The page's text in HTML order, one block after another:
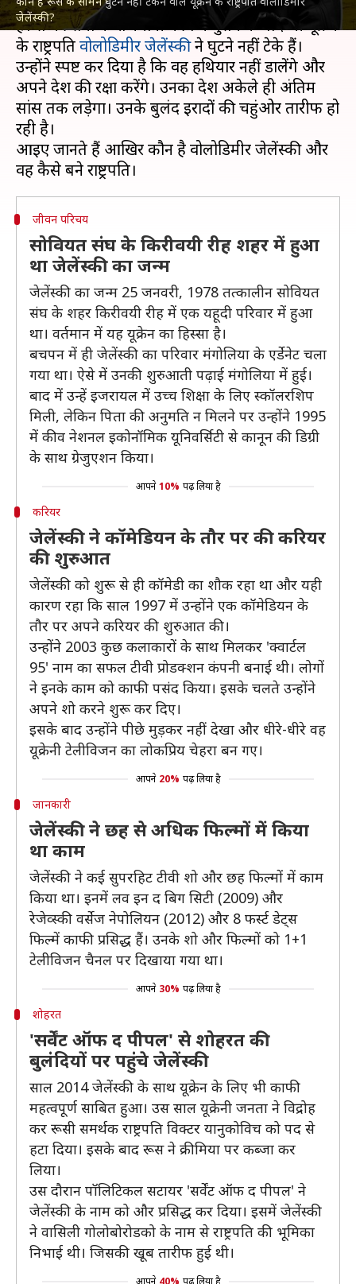
जेलेंस्की?
रूसऔरयूक्रेनके बीच चल रहेयुद्ध का आज तीसरा दिन
है। रूस की सेना के राजधानी कीव में घुसने के बाद भी यूक्रेन
के राष्ट्रपतिवोलोडिमीर जेलेंस्कीने घुटने नहीं टेके हैं।
उन्होंने स्पष्ट कर दिया है कि वह हथियार नहीं डालेंगे और
अपने देश की रक्षा करेंगे। उनका देश अकेले ही अंतिम
सांस तक लड़ेगा। उनके बुलंद इरादों की चहुंओर तारीफ हो
रही है।
आइए जानते हैं आखिर कौन है वोलोडिमीर जेलेंस्की और
जीवन परिचय
सोवियत संघ के किरीवयी रीह शहर में हुआ
था जेलेंस्की का जन्म
जेलेंस्की का जन्म 25 जनवरी, 1978 तत्कालीन सोवियत
संघ के शहर किरीवयी रीह में एक यहूदी परिवार में हुआ
था। वर्तमान में यह यूक्रेन का हिस्सा है।
बचपन में ही जेलेंस्की का परिवार मंगोलिया के एर्डेनेट चला
गया था। ऐसे में उनकी शुरुआती पढ़ाई मंगोलिया में हुई।
बाद में उन्हें इजरायल में उच्च शिक्षा के लिए स्‍कॉलरशिप
मिली, लेकिन पिता की अनुमत‍ि न मिलने पर उन्होंने 1995
में कीव नेशनल इकोनॉमिक यूनिवर्सिटी से कानून की डिग्री
के साथ ग्रेजुएशन किया।
आपने 10% पढ़ लिया है
करियर
जेलेंस्की ने कॉमेडियन के तौर पर की करियर
की शुरुआत
जेलेंस्की को शुरू से ही कॉमेडी का शौक रहा था और यही
कारण रहा कि साल 1997 में उन्होंने एक कॉमेडियन के
तौर पर अपने करियर की शुरुआत की।
उन्‍होंने 2003 कुछ कलाकारों के साथ मिलकर 'क्वार्टल
95' नाम का सफल टीवी प्रोडक्शन कंपनी बनाई थी। लोगों
ने इनके काम को काफी पसंद किया। इसके चलते उन्‍होंने
अपने शो करने शुरू कर दिए।
इसके बाद उन्होंने पीछे मुड़कर नहीं देखा और धीरे-धीरे वह
यूक्रेनी टेलीविजन का लोकप्रिय चेहरा बन गए।
आपने 20% पढ़ लिया है
जानकारी
जेलेंस्की ने छह से अधिक फिल्मों में किया
था काम
जेलेंस्की ने कई सुपरहिट टीवी शो और छह फिल्मों में काम
किया था। इनमें लव इन द बिग सिटी (2009) और
रेजेव्स्की वर्सेज नेपोलियन (2012) और 8 फर्स्ट डेट्स
फिल्में काफी प्रसिद्ध हैं। उनके शो और फिल्मों को 1+1
टेलीविजन चैनल पर दिखाया गया था।
आपने 30% पढ़ लिया है
शोहरत
'सर्वेंट ऑफ द पीपल' से शोहरत की
बुलंदियों पर पहुंचे जेलेंस्की
साल 2014 जेलेंस्की के साथ यूक्रेन के लिए भी काफी
महत्वपूर्ण साबित हुआ। उस साल यूक्रेनी जनता ने विद्रोह
कर रूसी समर्थक राष्ट्रपति विक्टर यानुकोविच को पद से
हटा दिया। इसके बाद रूस ने क्रीमिया पर कब्जा कर
लिया।
उस दौरान पॉलिटिकल सटायर 'सर्वेंट ऑफ द पीपल' ने
जेलेंस्की के नाम को और प्रसिद्ध कर दिया। इसमें जेलेंस्की
ने वासिली गोलोबोरोडको के नाम से राष्ट्रपति की भूमिका
निभाई थी। जिसकी खूब तारीफ हुई थी।
आपने 40% पढ़ लिया है